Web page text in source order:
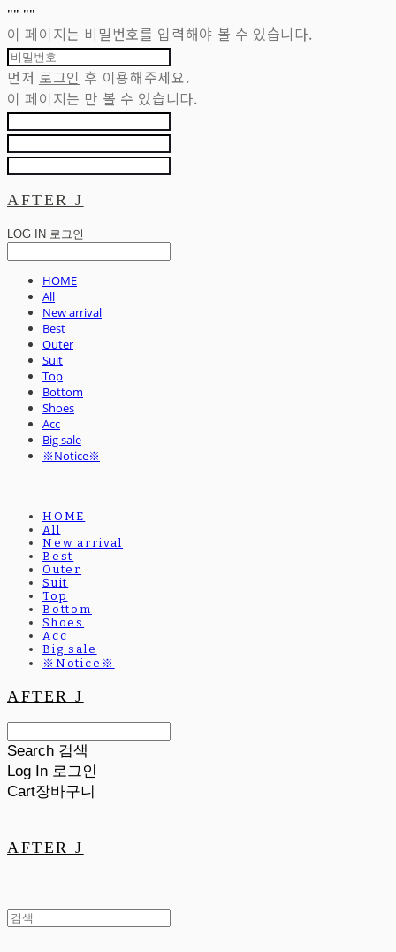
"" ""
이 페이지는 비밀번호를 입력해야 볼 수 있습니다.
먼저 로그인 후 이용해주세요.
이 페이지는 만 볼 수 있습니다.
AFTER J
LOG IN 로그인
HOME
All
New arrival
Best
Outer
Suit
Top
Bottom
Shoes
Acc
Big sale
※Notice※
HOME
All
New arrival
Best
Outer
Suit
Top
Bottom
Shoes
Acc
Big sale
※Notice※
AFTER J
Search 검색
Log In 로그인
Cart장바구니
AFTER J